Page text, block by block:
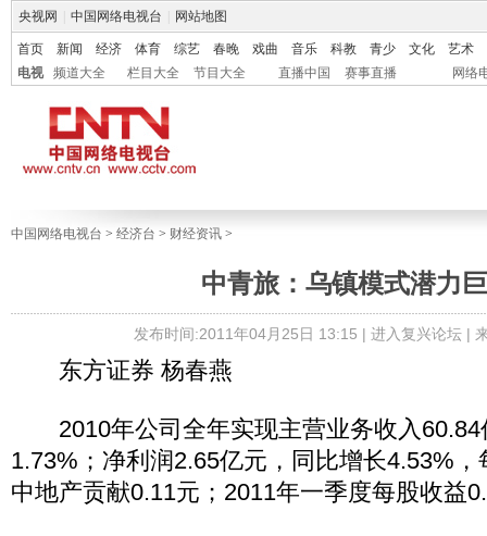
央视网 中国网络电视台 网站地图
首页 新闻 经济 体育 综艺 春晚 戏曲 音乐 科教 青少 文化
艺术
电视
频道大全 栏目大全 节目大全 直播中国 赛事直播 网络
中国网络电视台 > 经济台 > 财经资讯 >
中青旅：乌镇模式潜力
发布时间:2011年04月25日 13:15 | 进入复兴论坛|
东方证券 杨春燕
2010年公司全年实现主营业务收入60.84
1.73%；净利润2.65亿元，同比增长4.53%
中地产贡献0.11元；2011年一季度每股收益